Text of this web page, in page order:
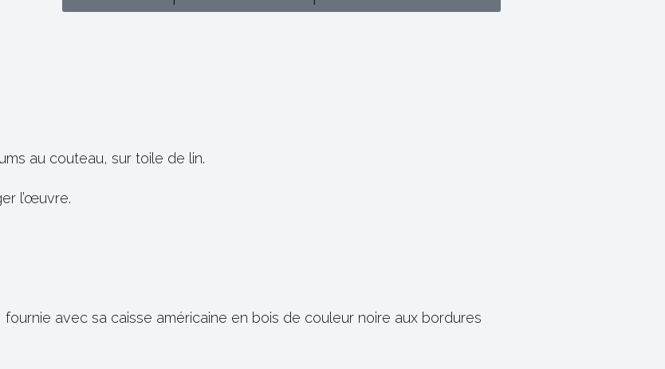
au couteau, sur toile de lin.
l’œuvre.
avec sa caisse américaine en bois de couleur noire aux bordures